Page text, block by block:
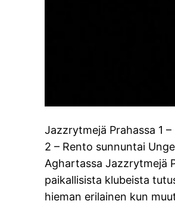
Jazzrytmejä Prahassa 1
2 – Rento sunnuntai
Aghartassa Jazzrytmejä
paikallisista klubeista
hieman erilainen kun